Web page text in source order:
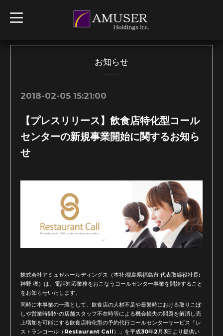
t
o
l
お知らせ
2018-02-05 15:21:00
【プレスリリース】飲食店特化型コール
センターの新規事業開始に関するお知ら
せ
株式会社アミュゼホールディングス（本社:福島県福島市 代表取締役社長:
神野 穫）は、電話対応業務をおこなうコールセンター事業を開始すること
をお知らせいたします。
同時に本事業の一環として、飲食店の人材不足や最繁時における取りこぼ
しや営業時間外の店舗スタッフ不在時等による機会損失の問題を解消し売
上増加を可能にする飲食店特化型の予約代行コールセンターサービス「レ
ストランコール（ Restaurant Call ）」を平成30年2 月3日より提供い